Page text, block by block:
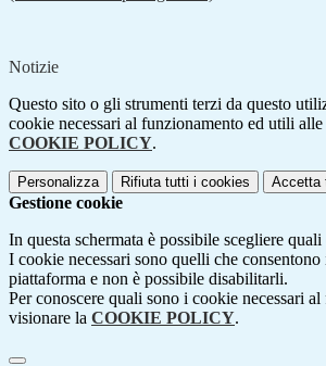
Notizie
Questo sito o gli strumenti terzi da questo
cookie necessari al funzionamento ed utili
COOKIE POLICY.
Personalizza Rifiuta tutti i cookies Accetta
Gestione cookie
In questa schermata è possibile scegliere
I cookie necessari sono quelli che
piattaforma e non è possibile disabilitarli.
Per conoscere quali sono i cookie necessari
visionare la COOKIE POLICY.